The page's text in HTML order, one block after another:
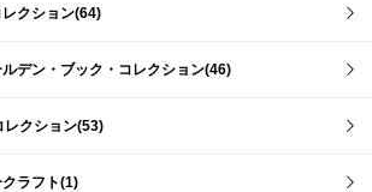
クション(64)
デン・ブック・コレクション(46)
レクション(53)
ラフト(1)